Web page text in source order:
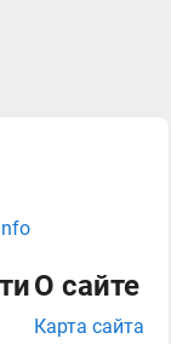
О сайте
Карта сайта